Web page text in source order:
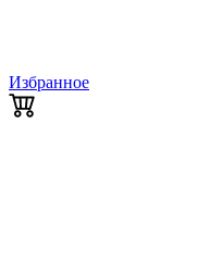
Избранное